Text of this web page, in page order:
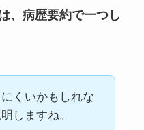
、病歴要約で一つし
くいかもしれな
しますね。